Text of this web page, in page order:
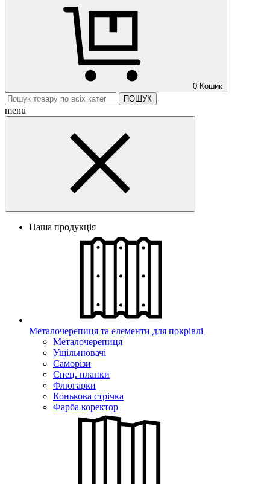
0 Кошик
ПОШУК
menu
Наша продукція
Металочерепиця та елементи для покрівлі
Металочерепиця
Ущільнювачі
Саморізи
Спец. планки
Флюгарки
Конькова стрічка
Фарба коректор